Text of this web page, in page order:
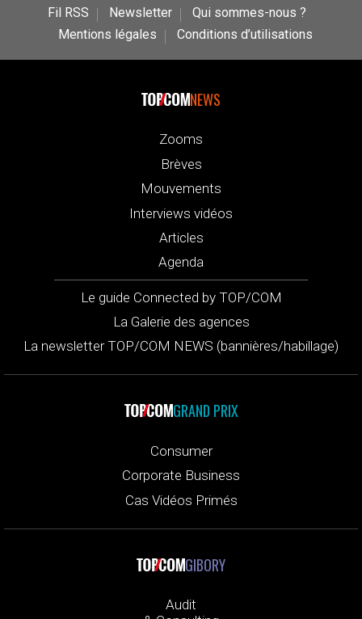
Fil RSS Newsletter
Qui sommes-nous ?
Mentions légales
Conditions d’utilisations
NEWS
Zooms
Brèves
Mouvements
Interviews vidéos
Articles
Agenda
Le guide Connected by TOP/COM
La Galerie des agences
La newsletter TOP/COM NEWS (bannières/habillage)
GRAND PRIX
Consumer
Corporate Business
Cas Vidéos Primés
GIBORY
Audit